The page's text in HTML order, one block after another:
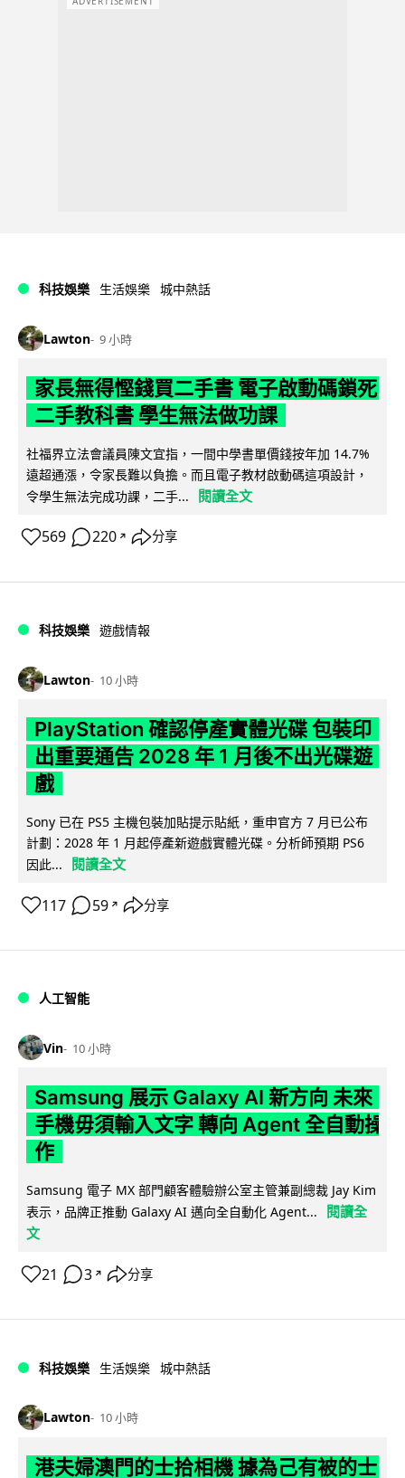
科技娛樂 生活娛樂 城中熱話
Lawton 9 小時
家長無得慳錢買二手書 電子啟動碼鎖死
二手教科書 學生無法做功課
社福界立法會議員陳文宜指，一間中學書單價錢按年加 14.7%
遠超通漲，令家長難以負擔。而且電子教材啟動碼這項設計，
令學生無法完成功課，二手...
閱讀全文
569 220 ↗ 分享
科技娛樂 遊戲情報
Lawton 10 小時
PlayStation 確認停產實體光碟 包裝印
出重要通告 2028 年 1 月後不出光碟遊
戲
Sony 已在 PS5 主機包裝加貼提示貼紙，重申官方 7 月已公布
計劃：2028 年 1 月起停產新遊戲實體光碟。分析師預期 PS6
因此...
閱讀全文
117 59 ↗ 分享
人工智能
Vin 10 小時
Samsung 展示 Galaxy AI 新方向 未來
手機毋須輸入文字 轉向 Agent 全自動操
作
Samsung 電子 MX 部門顧客體驗辦公室主管兼副總裁 Jay Kim
表示，品牌正推動 Galaxy AI 邁向全自動化 Agent...
閱讀全
文
21 3 ↗ 分享
科技娛樂 生活娛樂 城中熱話
Lawton 10 小時
港夫婦澳門的士拾相機 據為己有被的士